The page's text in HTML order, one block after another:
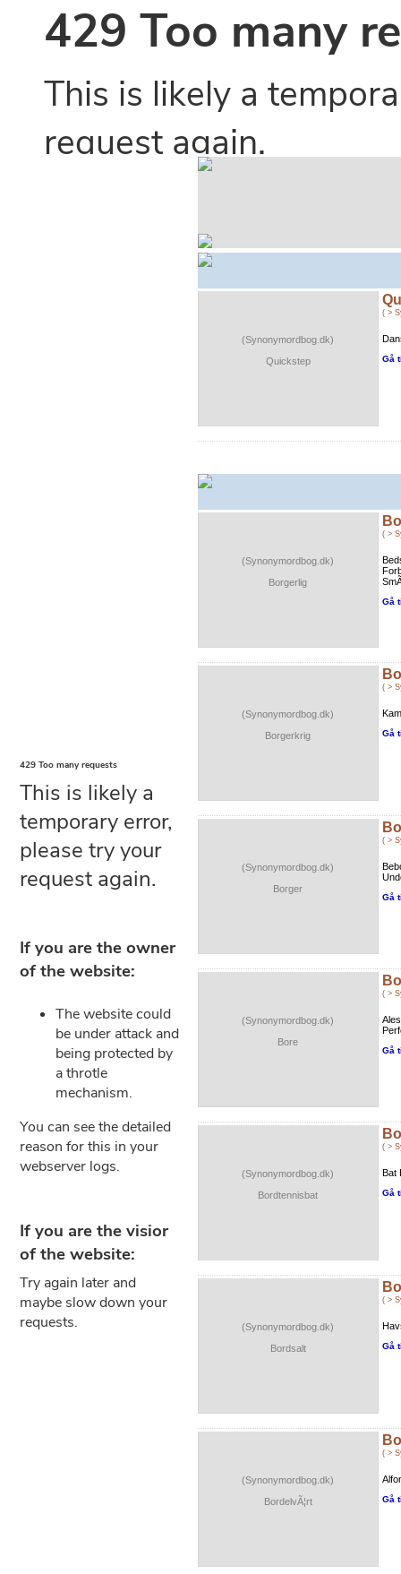
(Synonymordbog.dk)
Quickstep
( >
Gå
(Synonymordbog.dk)
Borgerlig
( >
Gå
(Synonymordbog.dk)
Borgerkrig
( >
Gå
(Synonymordbog.dk)
Borger
( >
Gå
(Synonymordbog.dk)
Bore
( >
Gå
(Synonymordbog.dk)
Bordtennisbat
( >
Bat
Gå
(Synonymordbog.dk)
Bordsalt
( >
Gå
(Synonymordbog.dk)
BordelvÃ¦rt
( >
Gå